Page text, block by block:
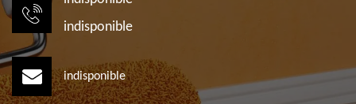
indisponible
indisponible